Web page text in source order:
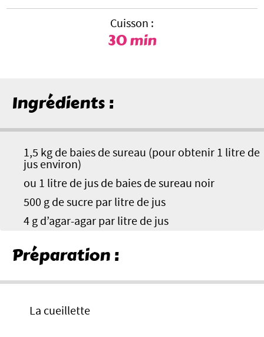
Cuisson :
30 min
Ingrédients :
1,5 kg de baies de sureau (pour obtenir 1 litre de
jus environ)
ou 1 litre de jus de baies de sureau noir
500 g de sucre par litre de jus
4 g d’agar-agar par litre de jus
Préparation :
La cueillette